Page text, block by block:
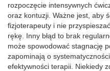
rozpoczęcie intensywnych
oraz kontuzji. Ważne jest, aby
fizjoterapeuty i nie
rękę. Inny błąd to brak
może spowodować stagnację
zapominają o
efektywności terapii. Niekiedy